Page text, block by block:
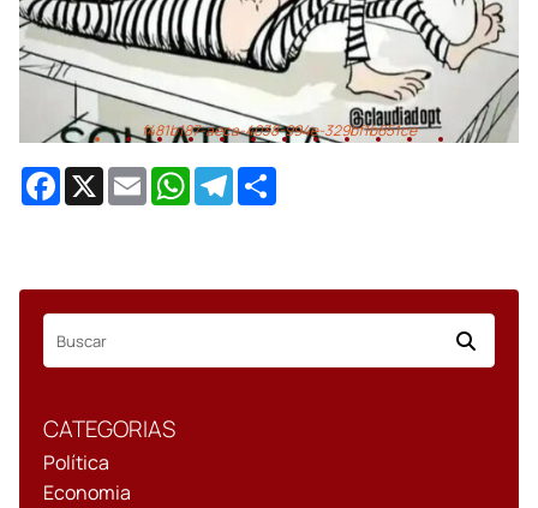
D40FA598-1C67-49C4-B9B1-7EF1985274C5
Facebook
X Email WhatsAppTelegram
CATEGORIAS
Política
Economia